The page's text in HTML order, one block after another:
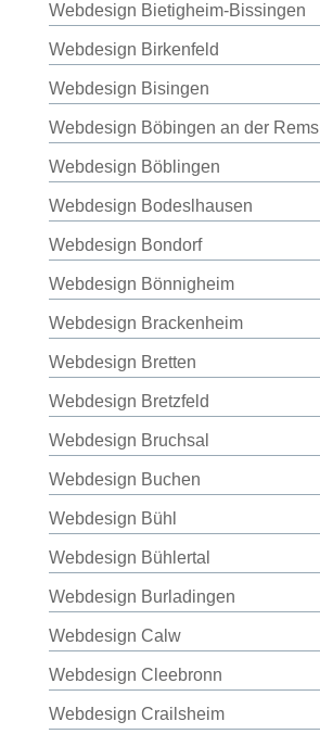
Webdesign Bietigheim-Bissingen
Webdesign Birkenfeld
Webdesign Bisingen
Webdesign Böbingen an der Rems
Webdesign Böblingen
Webdesign Bodeslhausen
Webdesign Bondorf
Webdesign Bönnigheim
Webdesign Brackenheim
Webdesign Bretten
Webdesign Bretzfeld
Webdesign Bruchsal
Webdesign Buchen
Webdesign Bühl
Webdesign Bühlertal
Webdesign Burladingen
Webdesign Calw
Webdesign Cleebronn
Webdesign Crailsheim